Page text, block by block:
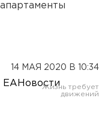
14 МАЯ 2020 В 10:34
ЕАНовости